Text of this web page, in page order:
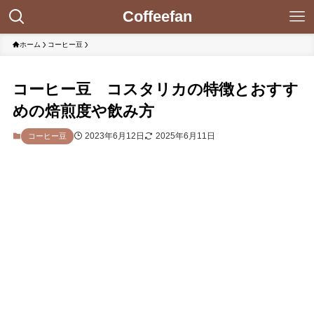
Coffeefan
ホーム コーヒー豆
コーヒー豆 コスタリカの特徴とおすす
めの焙煎度や飲み方
コーヒー豆 2023年6月12日 2025年6月11日